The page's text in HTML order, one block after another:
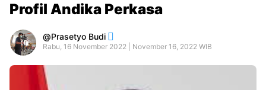
Profil Andika Perkasa
Prasetyo Budi
Rabu, 16 November 2022 | November 16, 2022 WIB